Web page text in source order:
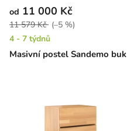
Masivní postel Sandemo buk
od 11 000 Kč
11 579 Kč (–5 %)
4 - 7 týdnů